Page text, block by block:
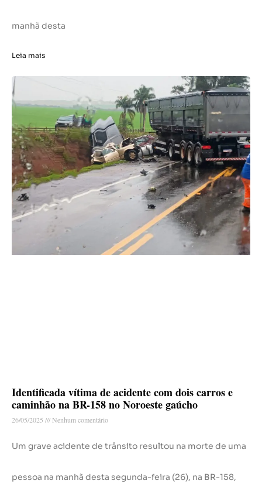
manhã desta
Leia mais
Identificada vítima de acidente com dois carros e
caminhão na BR-158 no Noroeste gaúcho
26/05/2025 Nenhum comentário
Um grave acidente de trânsito resultou na morte de uma
pessoa na manhã desta segunda-feira (26), na BR-158,